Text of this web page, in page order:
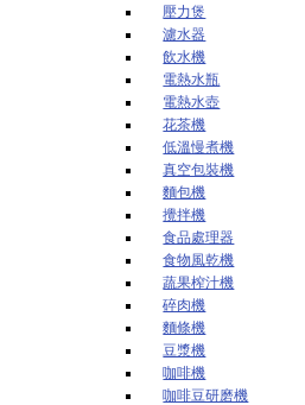
壓力煲
濾水器
飲水機
電熱水瓶
電熱水壺
花茶機
低溫慢煮機
真空包裝機
麵包機
攪拌機
食品處理器
食物風乾機
蔬果榨汁機
碎肉機
麵條機
豆漿機
咖啡機
咖啡豆研磨機